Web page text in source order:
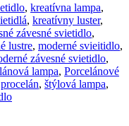
, kreatívna lampa,
, kreatívny luster,
závesné svietidlo,
lustre, moderné svieitidlo,
závesné svietidlo,
lampa, Porcelánové
procelán, štýlová lampa,